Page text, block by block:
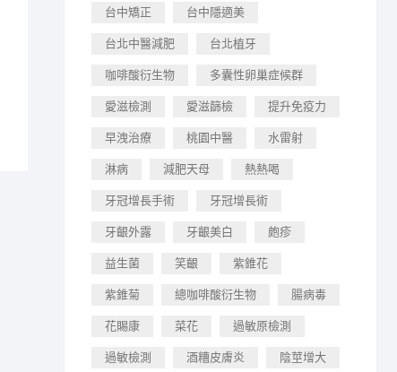
台中矯正 台中隱適美
台北中醫減肥 台北植牙
咖啡酸衍生物 多囊性卵巢症候群
愛滋檢測 愛滋篩檢 提升免疫力
早洩治療 桃園中醫 水雷射
淋病 減肥天母 熱熱喝
牙冠增長手術 牙冠增長術
牙齦外露 牙齦美白 皰疹
益生菌 笑齦 紫錐花
紫錐菊 總咖啡酸衍生物 腸病毒
花賜康 菜花 過敏原檢測
過敏檢測 酒糟皮膚炎 陰莖增大